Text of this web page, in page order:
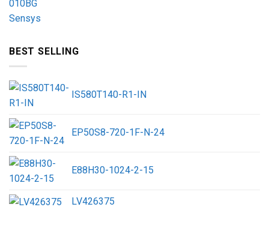
BEST SELLING
IS580T140-R1-IN
EP50S8-720-1F-N-24
E88H30-1024-2-15
LV426375